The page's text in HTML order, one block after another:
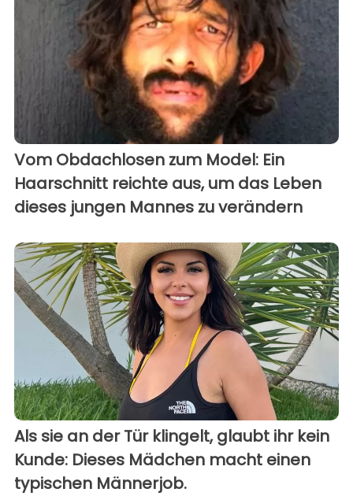
Vom Obdachlosen zum Model: Ein
Haarschnitt reichte aus, um das Leben
dieses jungen Mannes zu verändern
Als sie an der Tür klingelt, glaubt ihr kein
Kunde: Dieses Mädchen macht einen
typischen Männerjob.